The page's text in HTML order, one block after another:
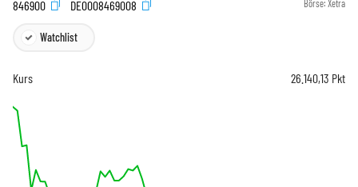
846900 DE0008469008 Börse: Xetra
Watchlist
Kurs 26.140,13 Pkt